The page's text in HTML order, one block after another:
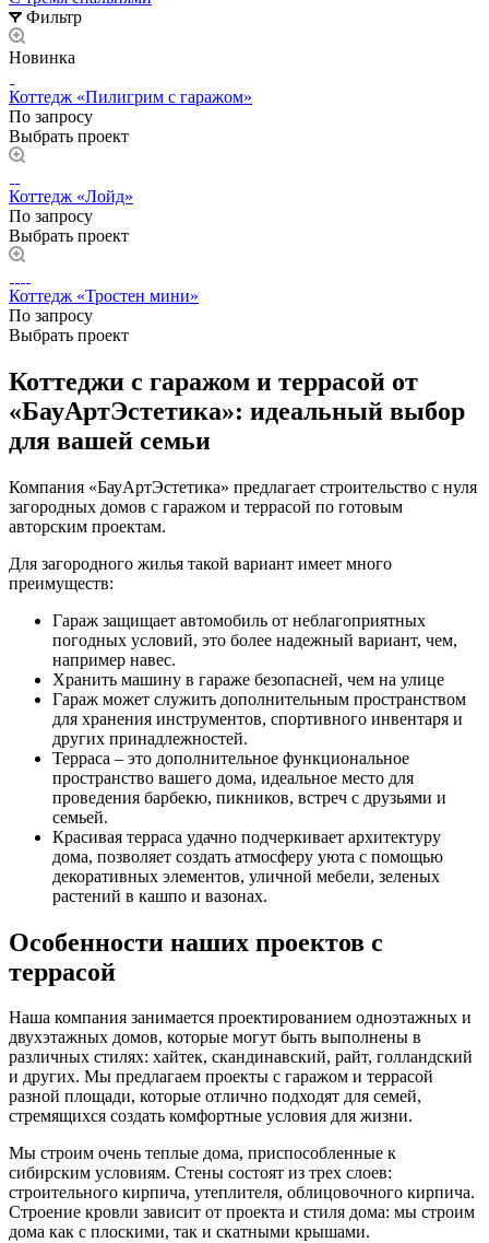
Фильтр
Новинка
Коттедж «Пилигрим с гаражом»
По запросу
Выбрать проект
Коттедж «Лойд»
По запросу
Выбрать проект
Коттедж «Тростен мини»
По запросу
Выбрать проект
Коттеджи с гаражом и террасой от
«БауАртЭстетика»: идеальный выбор
для вашей семьи
Компания «БауАртЭстетика» предлагает строительство с нуля
загородных домов с гаражом и террасой по готовым
авторским проектам.
Для загородного жилья такой вариант имеет много
преимуществ:
Гараж защищает автомобиль от неблагоприятных
погодных условий, это более надежный вариант, чем,
например навес.
Хранить машину в гараже безопасней, чем на улице
Гараж может служить дополнительным пространством
для хранения инструментов, спортивного инвентаря и
других принадлежностей.
Терраса – это дополнительное функциональное
пространство вашего дома, идеальное место для
проведения барбекю, пикников, встреч с друзьями и
семьей.
Красивая терраса удачно подчеркивает архитектуру
дома, позволяет создать атмосферу уюта с помощью
декоративных элементов, уличной мебели, зеленых
растений в кашпо и вазонах.
Особенности наших проектов с
террасой
Наша компания занимается проектированием одноэтажных и
двухэтажных домов, которые могут быть выполнены в
различных стилях: хайтек, скандинавский, райт, голландский
и других. Мы предлагаем проекты с гаражом и террасой
разной площади, которые отлично подходят для семей,
стремящихся создать комфортные условия для жизни.
Мы строим очень теплые дома, приспособленные к
сибирским условиям. Стены состоят из трех слоев:
строительного кирпича, утеплителя, облицовочного кирпича.
Строение кровли зависит от проекта и стиля дома: мы строим
дома как с плоскими, так и скатными крышами.